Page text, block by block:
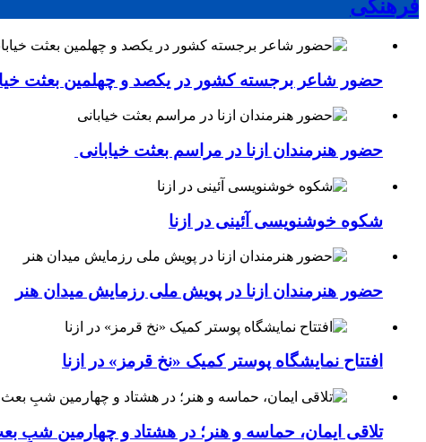
فرهنگی
حضور شاعر برجسته کشور در یکصد و چهلمین بعثت
حضور هنرمندان ازنا در مراسم بعثت خیابانی
شکوه خوشنویسی آئینی در ازنا
حضور هنرمندان ازنا در پویش ملی رزمایش میدان هنر
افتتاح نمایشگاه پوستر کمیک «نخ قرمز» در ازنا
تلاقی ایمان، حماسه و هنر؛ در هشتاد و چهارمین شبِ